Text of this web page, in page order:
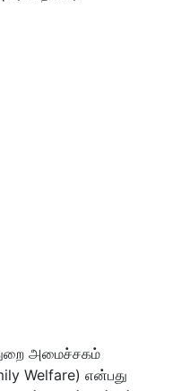
அமைச்சகம்
Welfare) என்பது